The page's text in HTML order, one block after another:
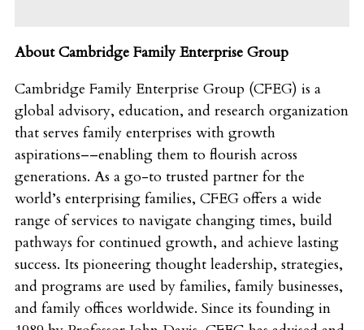
About Cambridge Family Enterprise Group
Cambridge Family Enterprise Group (CFEG) is a
global advisory, education, and research organization
that serves family enterprises with growth
aspirations––enabling them to flourish across
generations. As a go-to trusted partner for the
world’s enterprising families, CFEG offers a wide
range of services to navigate changing times, build
pathways for continued growth, and achieve lasting
success. Its pioneering thought leadership, strategies,
and programs are used by families, family businesses,
and family offices worldwide. Since its founding in